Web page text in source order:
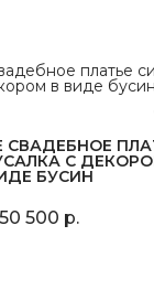
СВАДЕБНОЕ
С
БУСИН
50 500 р.